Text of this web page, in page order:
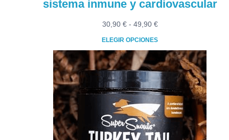
sistema inmune y cardiovascular
30,90 € - 49,90 €Rango
desde
30,90 €
hasta
49,90 €
ELEGIR OPCIONES
Este
producto
tiene
múltiples
variantes.
Las
opciones
se